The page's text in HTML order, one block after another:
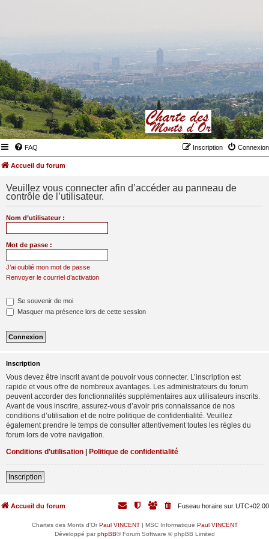
FAQ Connexion
Inscription
Accueil du forum
Veuillez vous connecter afin d’accéder au panneau de
contrôle de l’utilisateur.
Nom d’utilisateur :
Mot de passe :
J’ai oublié mon mot de passe
Renvoyer le courriel d’activation
Se souvenir de moi
Masquer ma présence lors de cette session
Inscription
Vous devez être inscrit avant de pouvoir vous connecter. L’inscription est
rapide et vous offre de nombreux avantages. Les administrateurs du forum
peuvent accorder des fonctionnalités supplémentaires aux utilisateurs inscrits.
Avant de vous inscrire, assurez-vous d’avoir pris connaissance de nos
conditions d’utilisation et de notre politique de confidentialité. Veuillez
également prendre le temps de consulter attentivement toutes les règles du
forum lors de votre navigation.
Conditions d’utilisation | Politique de confidentialité
Inscription
Accueil du forum Fuseau horaire sur UTC+02:00
Chartes des Monts d'OrPaul VINCENT| MSC Informatique Paul VINCENT
Développé parphpBB® Forum Software © phpBB Limited